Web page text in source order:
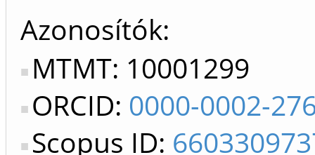
Azonosítók
MTMT: 10001299
ORCID: 0000-0002-
Scopus ID: